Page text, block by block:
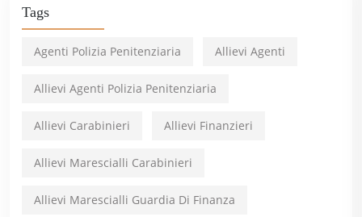
Tags
Agenti Polizia Penitenziaria Allievi Agenti
Allievi Agenti Polizia Penitenziaria
Allievi Carabinieri Allievi Finanzieri
Allievi Marescialli Carabinieri
Allievi Marescialli Guardia Di Finanza